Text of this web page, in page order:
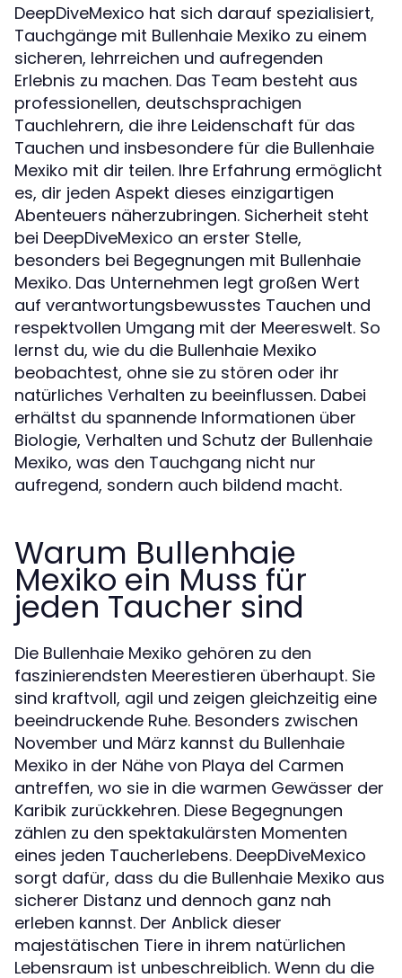
DeepDiveMexico hat sich darauf spezialisiert,
Tauchgänge mit Bullenhaie Mexiko zu einem
sicheren, lehrreichen und aufregenden
Erlebnis zu machen. Das Team besteht aus
professionellen, deutschsprachigen
Tauchlehrern, die ihre Leidenschaft für das
Tauchen und insbesondere für die Bullenhaie
Mexiko mit dir teilen. Ihre Erfahrung ermöglicht
es, dir jeden Aspekt dieses einzigartigen
Abenteuers näherzubringen. Sicherheit steht
bei DeepDiveMexico an erster Stelle,
besonders bei Begegnungen mit Bullenhaie
Mexiko. Das Unternehmen legt großen Wert
auf verantwortungsbewusstes Tauchen und
respektvollen Umgang mit der Meereswelt. So
lernst du, wie du die Bullenhaie Mexiko
beobachtest, ohne sie zu stören oder ihr
natürliches Verhalten zu beeinflussen. Dabei
erhältst du spannende Informationen über
Biologie, Verhalten und Schutz der Bullenhaie
Mexiko, was den Tauchgang nicht nur
aufregend, sondern auch bildend macht.
Warum Bullenhaie
Mexiko ein Muss für
jeden Taucher sind
Die Bullenhaie Mexiko gehören zu den
faszinierendsten Meerestieren überhaupt. Sie
sind kraftvoll, agil und zeigen gleichzeitig eine
beeindruckende Ruhe. Besonders zwischen
November und März kannst du Bullenhaie
Mexiko in der Nähe von Playa del Carmen
antreffen, wo sie in die warmen Gewässer der
Karibik zurückkehren. Diese Begegnungen
zählen zu den spektakulärsten Momenten
eines jeden Taucherlebens. DeepDiveMexico
sorgt dafür, dass du die Bullenhaie Mexiko aus
sicherer Distanz und dennoch ganz nah
erleben kannst. Der Anblick dieser
majestätischen Tiere in ihrem natürlichen
Lebensraum ist unbeschreiblich. Wenn du die